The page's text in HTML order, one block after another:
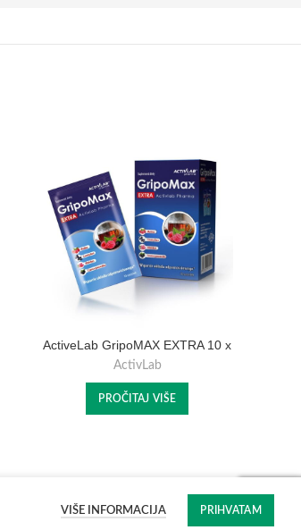
ActiveLab GripoMAX EXTRA 10 x
10 grama
ActivLab
PROČITAJ VIŠE
VIŠE INFORMACIJA PRIHVATAM